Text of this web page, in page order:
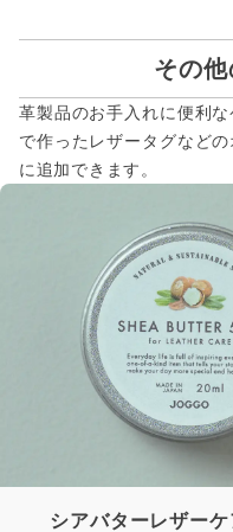
その
革製品のお手入れに便利
で作ったレザータグなど
に追加できます。
シアバターレザー